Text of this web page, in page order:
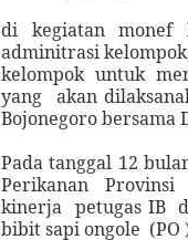
di kegiatan monef
adminitrasi
kelompok untuk
yang akan
Bojonegoro bersama
Pada tanggal 12
Perikanan
kinerja petugas IB
bibit sapi ongole (PO